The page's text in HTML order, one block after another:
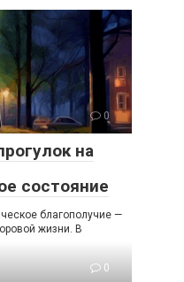
0
на
состояние
благополучие —
жизни. В
0